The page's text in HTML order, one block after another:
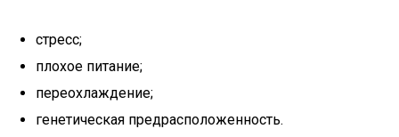
стресс;
плохое питание;
переохлаждение;
генетическая предрасположенность.